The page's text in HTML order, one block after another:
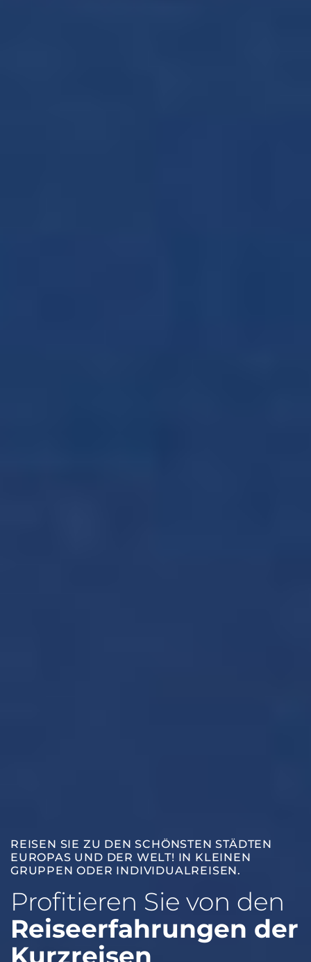
REISEN SIE ZU DEN SCHÖNSTEN STÄDTEN
EUROPAS UND DER WELT! IN KLEINEN
GRUPPEN ODER INDIVIDUALREISEN.
Profitieren Sie von den
Reiseerfahrungen der
Kurzreisen